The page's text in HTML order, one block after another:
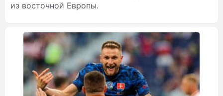
из восточной Европы.